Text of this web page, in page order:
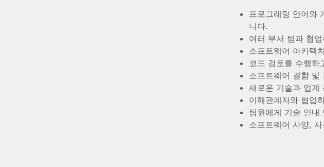
프로그래밍 언어와
니다.
여러 부서 팀과 협
소프트웨어 아키텍
코드 검토를 수행하
소프트웨어 결함 및
새로운 기술과 업계
이해관계자와 협업
팀원에게 기술 안내
소프트웨어 사양,